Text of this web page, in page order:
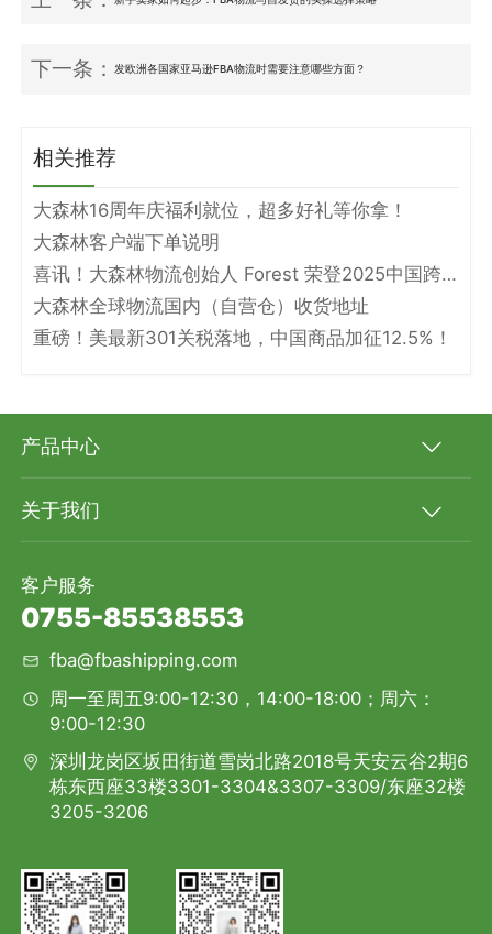
下一条：发欧洲各国家亚马逊FBA物流时需要注意哪些方面？
相关推荐
大森林16周年庆福利就位，超多好礼等你拿！
大森林客户端下单说明
喜讯！大森林物流创始人 Forest 荣登2025中国跨境电商物流名人堂！
大森林全球物流国内（自营仓）收货地址
重磅！美最新301关税落地，中国商品加征12.5%！
产品中心
关于我们
客户服务
0755-85538553
fba@fbashipping.com
周一至周五9:00-12:30，14:00-18:00；周六：
9:00-12:30
深圳龙岗区坂田街道雪岗北路2018号天安云谷2期6
栋东西座33楼3301-3304&3307-3309/东座32楼
3205-3206